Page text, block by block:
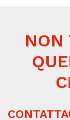
NON